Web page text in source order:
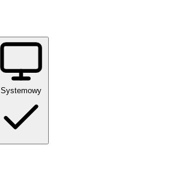
Systemowy